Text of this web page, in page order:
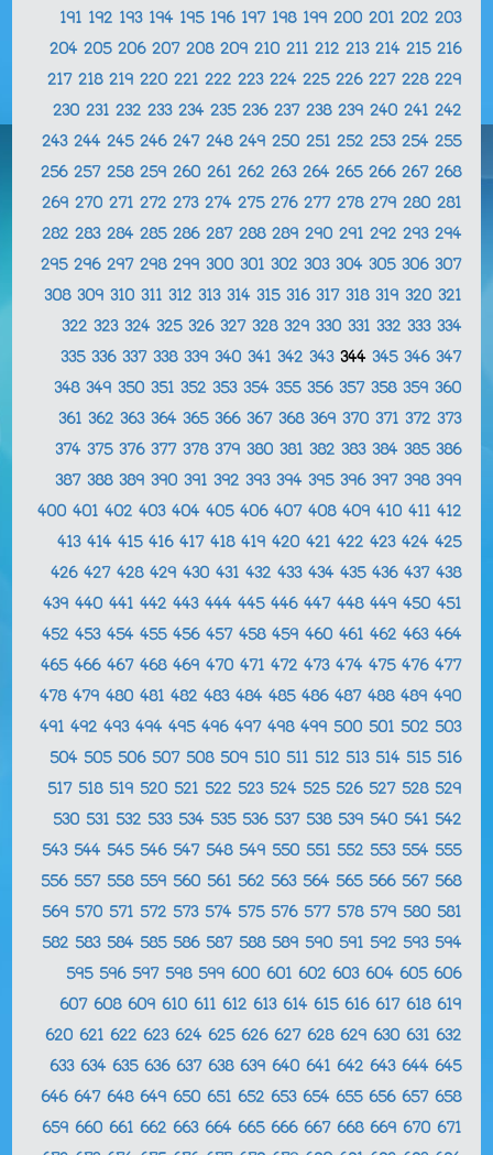
191 192 193 194 195 196 197 198 199 200 201 202 203
204 205 206 207 208 209 210 211 212 213 214 215 216
217 218 219 220 221 222 223 224 225 226 227 228 229
230 231 232 233 234 235 236 237 238 239 240 241 242
243 244 245 246 247 248 249 250 251 252 253 254 255
256 257 258 259 260 261 262 263 264 265 266 267 268
269 270 271 272 273 274 275 276 277 278 279 280 281
282 283 284 285 286 287 288 289 290 291 292 293 294
295 296 297 298 299 300 301 302 303 304 305 306 307
308 309 310 311 312 313 314 315 316 317 318 319 320 321
322 323 324 325 326 327 328 329 330 331 332 333 334
335 336 337 338 339 340 341 342 343 344 345 346 347
348 349 350 351 352 353 354 355 356 357 358 359 360
361 362 363 364 365 366 367 368 369 370 371 372 373
374 375 376 377 378 379 380 381 382 383 384 385 386
387 388 389 390 391 392 393 394 395 396 397 398 399
400 401 402 403 404 405 406 407 408 409 410 411 412
413 414 415 416 417 418 419 420 421 422 423 424 425
426 427 428 429 430 431 432 433 434 435 436 437 438
439 440 441 442 443 444 445 446 447 448 449 450 451
452 453 454 455 456 457 458 459 460 461 462 463 464
465 466 467 468 469 470 471 472 473 474 475 476 477
478 479 480 481 482 483 484 485 486 487 488 489 490
491 492 493 494 495 496 497 498 499 500 501 502 503
504 505 506 507 508 509 510 511 512 513 514 515 516
517 518 519 520 521 522 523 524 525 526 527 528 529
530 531 532 533 534 535 536 537 538 539 540 541 542
543 544 545 546 547 548 549 550 551 552 553 554 555
556 557 558 559 560 561 562 563 564 565 566 567 568
569 570 571 572 573 574 575 576 577 578 579 580 581
582 583 584 585 586 587 588 589 590 591 592 593 594
595 596 597 598 599 600 601 602 603 604 605 606
607 608 609 610 611 612 613 614 615 616 617 618 619
620 621 622 623 624 625 626 627 628 629 630 631 632
633 634 635 636 637 638 639 640 641 642 643 644 645
646 647 648 649 650 651 652 653 654 655 656 657 658
659 660 661 662 663 664 665 666 667 668 669 670 671